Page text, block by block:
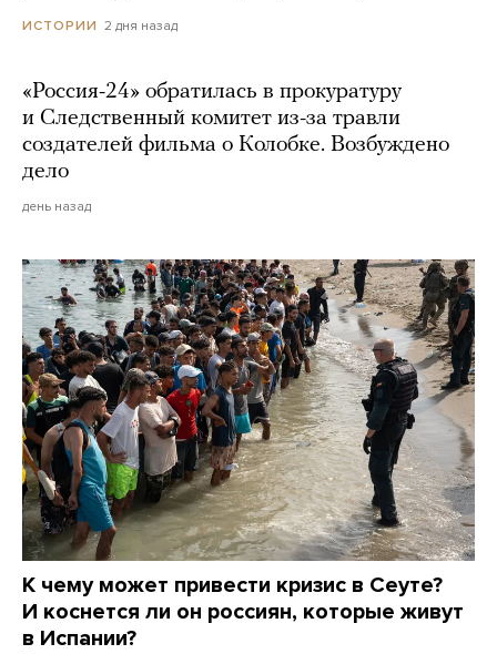
ИСТОРИИ 2 дня назад
«Россия-24» обратилась в прокуратуру
и Следственный комитет из-за травли
создателей фильма о Колобке. Возбуждено
дело
день назад
К чему может привести кризис в Сеуте?
И коснется ли он россиян, которые живут
в Испании?